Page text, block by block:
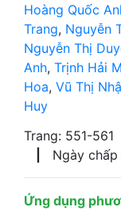
Hoàng Quốc
Trang, Nguyễn
Nguyễn Thị
Anh, Trịnh Hải
Hoa, Vũ Thị
Huy
Trang: 551-561
Ngày chấp
Ứng dụng